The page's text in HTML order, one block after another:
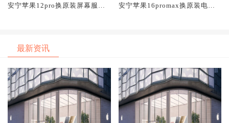
安宁苹果12pro换原装屏幕服务
安宁苹果16promax换原装电池
最新资讯